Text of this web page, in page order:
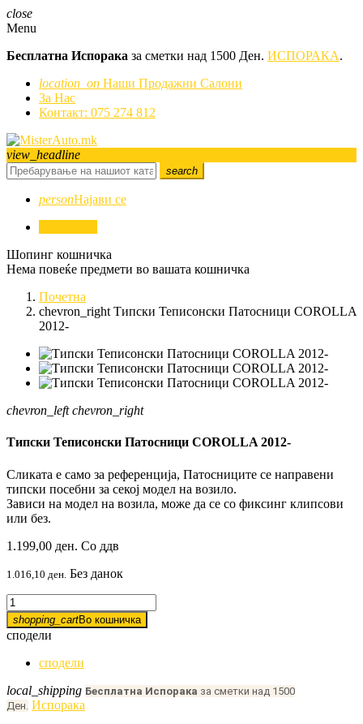
close
Menu
Бесплатна Испорака за сметки над 1500 Ден. ИСПОРАКА.
location_on Наши Продажни Салони
За Нас
Контакт: 075 274 812
view_headline
search
personНајави се
Шопинг кошничка
Нема повеќе предмети во вашата кошничка
Почетна
chevron_right Типски Теписонски Патосници COROLLA
2012-
chevron_left chevron_right
Типски Теписонски Патосници COROLLA 2012-
Сликата е само за референција, Патосниците се направени
типски посебни за секој модел на возило.
Зависи на модел на возила, може да се со фиксинг клипсови
или без.
1.199,00 ден. Со ддв
1.016,10 ден. Без данок
shopping_cartВо кошничка
сподели
сподели
local_shipping Бесплатна Испорака за сметки над 1500
Ден. Испорака